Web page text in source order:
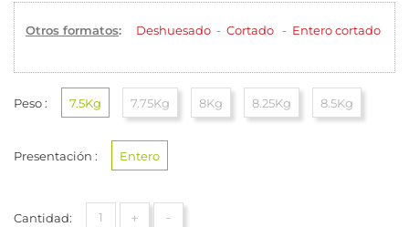
Otros formatos: Deshuesado - Cortado - Entero cortado
Peso : 7.5Kg 7.75Kg 8Kg 8.25Kg 8.5Kg
Presentación : Entero
Cantidad: + -